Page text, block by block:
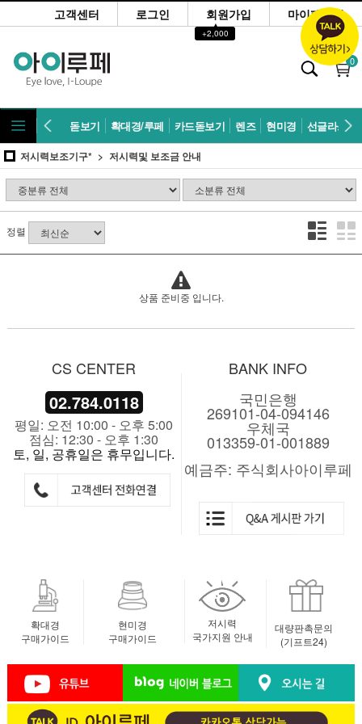
고객센터 로그인 회원가입
▲
+2,000
마이페이지
0
돋보기 확대경/루페 카드돋보기 렌즈 현미경 선글라스
저시력보조기구* 저시력및 보조금 안내
정렬
상품 준비중 입니다.
CS CENTER
02.784.0118
평일: 오전 10:00 - 오후 5:00
점심: 12:30 - 오후 1:30
토, 일, 공휴일은 휴무입니다.
BANK INFO
국민은행
269101-04-094146
우체국
013359-01-001889
예금주: 주식회사아이루페
확대경
구매가이드
현미경
구매가이드
저시력
국가지원 안내
대량판촉문의
(기프트24)